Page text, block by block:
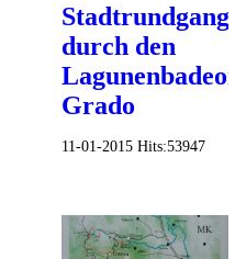
Stadtrundgang
durch den
Lagunenbadeort
Grado
11-01-2015 Hits:53947